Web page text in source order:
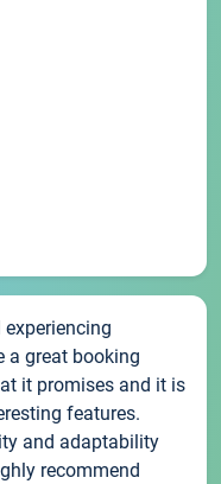
a great booking
it promises and it is
features.
and adaptability
recommend